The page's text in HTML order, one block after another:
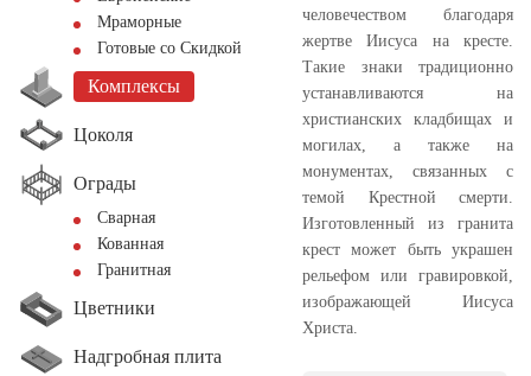
Мраморные
Готовые со Скидкой
Комплексы
Цоколя
Ограды
Сварная
Кованная
Гранитная
Цветники
Надгробная плита
человечеством благодаря
жертве Иисуса на кресте.
Такие знаки традиционно
устанавливаются на
христианских кладбищах и
могилах, а также на
монументах, связанных с
темой Крестной смерти.
Изготовленный из гранита
крест может быть украшен
рельефом или гравировкой,
изображающей Иисуса
Христа.